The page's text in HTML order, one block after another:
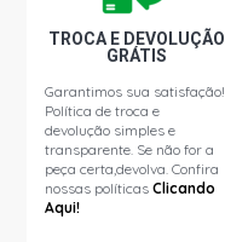
TROCA E DEVOLUÇÃO
GRÁTIS
Garantimos sua satisfação!
Política de troca e
devolução simples e
transparente. Se não for a
peça certa,devolva. Confira
nossas políticasClicando
Aqui!